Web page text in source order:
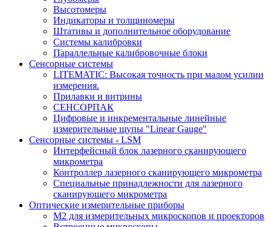
Высотомеры
Индикаторы и толщиномеры
Штативы и дополнительное оборудование
Системы калибровки
Параллельные калибровочные блоки
Сенсорные системы
LITEMATIC: Высокая точность при малом усилии
измерения.
Прилавки и витрины
СЕНСОРПАК
Цифровые и инкрементальные линейные
измерительные щупы "Linear Gauge"
Сенсорные системы - LSM
Интерфейсный блок лазерного сканирующего
микрометра
Контроллер лазерного сканирующего микрометра
Специальные принадлежности для лазерного
сканирующего микрометра
Оптические измерительные приборы
M2 для измерительных микроскопов и проекторов